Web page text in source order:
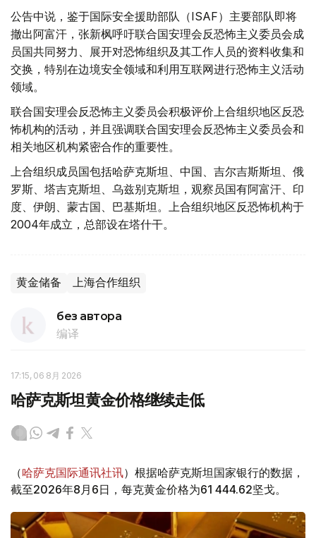
公告中说，鉴于国际安全援助部队（ISAF）主要部队即将
撤出阿富汗，张新枫呼吁联合国安理会反恐怖主义委员会成
员国共同努力、展开对恐怖组织及其工作人员的资料收集和
交换，特别在边境安全领域和利用互联网进行恐怖主义活动
领域。
联合国安理会反恐怖主义委员会积极评价上合组织地区反恐
怖机构的活动，并且强调联合国安理会反恐怖主义委员会和
相关地区机构紧密合作的重要性。
上合组织成员国包括哈萨克斯坦、中国、吉尔吉斯斯坦、俄
罗斯、塔吉克斯坦、乌兹别克斯坦，观察员国有阿富汗、印
度、伊朗、蒙古国、巴基斯坦。上合组织地区反恐怖机构于
2004年成立，总部设在塔什干。
黄金储备 上海合作组织
без автора
编译
17:15, 06 8月 2026
哈萨克斯坦黄金价格继续走低
（哈萨克国际通讯社讯）根据哈萨克斯坦国家银行的数据，
截至2026年8月6日，每克黄金价格为61 444.62坚戈。